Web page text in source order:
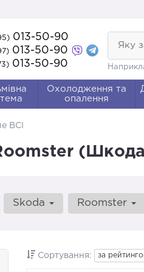
013-50-90
013-50-90
013-50-90
Яку
Охолодження та
опалення
ВСІ
Skoda Roomster
Сортування: за